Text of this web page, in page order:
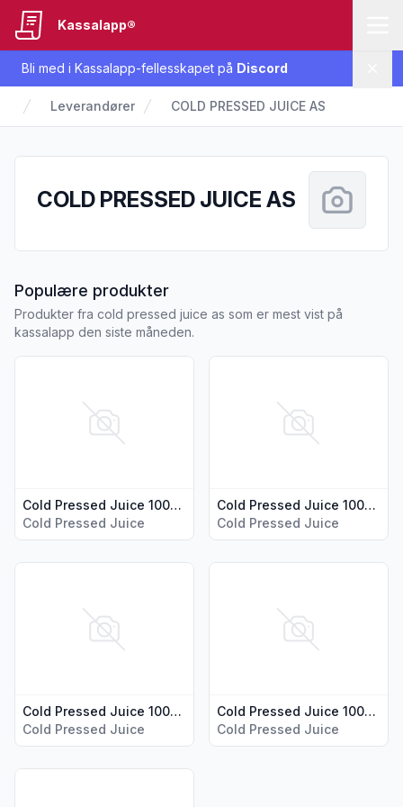
Bli med i Kassalapp-fellesskapet på Discord
Kassalapp®
Leverandører COLD PRESSED JUICE AS
COLD PRESSED JUICE AS
Populære produkterfra COLD PRESSED JUICE AS
Produkter fra cold pressed juice as som er mest vist på
kassalapp den siste måneden.
Cold Pressed Juice 100% Appelsin u. Fruktkjøtt 2l
Cold Pressed Juice
Cold Pressed Juice 100% Eple 2l
Cold Pressed Juice
Cold Pressed Juice 100% Appelsin 2l
Cold Pressed Juice
Vis flere detaljer for produktet "Cold Pressed Juice 100%
Cold Pressed Juice 100% Sitron 1l
Cold Pressed Juice
Vis flere detaljer for
Vis flere detaljer for produktet "Cold Pressed Juice 100%